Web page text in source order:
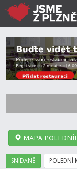
MAPA
SNÍDANĚ POLEDNÍ